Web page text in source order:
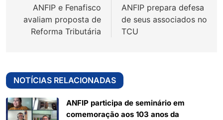
Post
ANFIP e Fenafisco
avaliam proposta de
Reforma Tributária
ANFIP prepara defesa
de seus associados no
TCU
NOTÍCIAS RELACIONADAS
ANFIP participa de seminário em
comemoração aos 103 anos da